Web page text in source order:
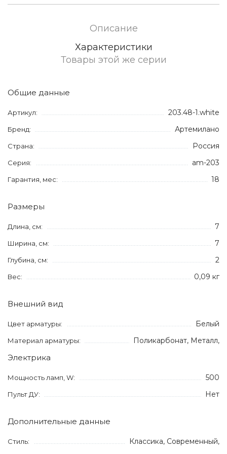
Описание
Характеристики
Товары этой же серии
Общие данные
Артикул: 203.48-1.white
Бренд: Артемилано
Страна: Россия
Серия: am-203
Гарантия, мес: 18
Размеры
Длина, см: 7
Ширина, см: 7
Глубина, см: 2
Вес: 0,09 кг
Внешний вид
Цвет арматуры: Белый
Материал арматуры: Поликарбонат, Металл,
Электрика
Мощность ламп, W: 500
Пульт ДУ: Нет
Дополнительные данные
Стиль:
Классика, Современный,